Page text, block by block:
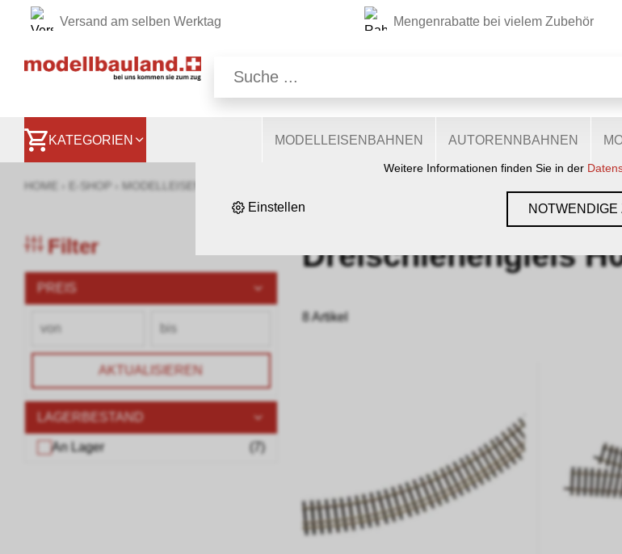
Versand am selben Werktag Mengenrabatte bei vielem Zubehör
KATEGORIEN MODELLEISENBAHNEN AUTORENNBAHNEN
HOME E-SHOP MODELLEISENBAHNEN
Filter
PREIS
AKTUALISIEREN
LAGERBESTAND
An Lager ( 7)
Dreischienengleis
8 Artikel
Wir nutzen auf unserer Website verschiedene Cookies: Einige
Website, andere ermöglichen Ihnen mehr Funktionalitäten, und
zugestimmt, nutzen anonymisierte,
Weitere Informationen finden Sie in der
Einstellen NOTWENDIGE